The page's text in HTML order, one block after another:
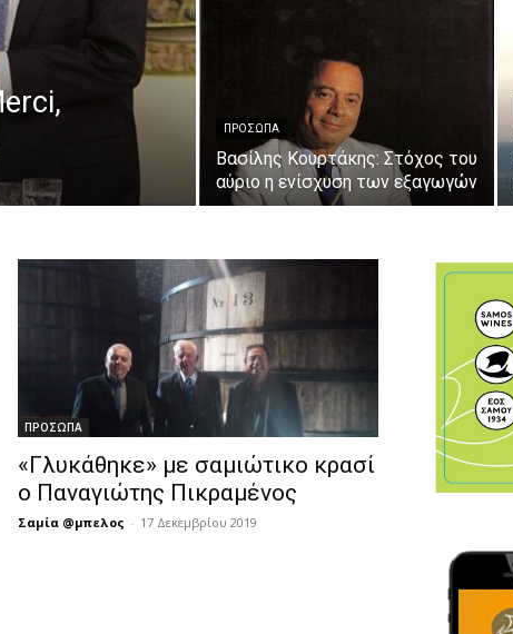
ΠΡΟΣΩΠΑ
Βασίλης Κουρτάκης: Στόχος του
αύριο η ενίσχυση των εξαγωγών
ΠΡΟΣΩΠΑ
«Γλυκάθηκε» με σαμιώτικο κρασί
ο Παναγιώτης Πικραμένος
Σαμία @μπελος - 17 Δεκεμβρίου 2019